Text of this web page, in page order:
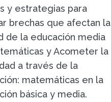
y estrategias para
brechas que afectan la
de la educación media
y Acometer la
a través de la
matemáticas en la
básica y media.